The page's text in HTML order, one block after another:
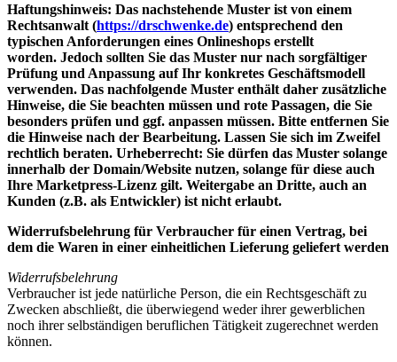
Haftungshinweis: Das nachstehende Muster ist von einem
Rechtsanwalt (https://drschwenke.de) entsprechend den
typischen Anforderungen eines Onlineshops erstellt
worden. Jedoch sollten Sie das Muster nur nach sorgfältiger
Prüfung und Anpassung auf Ihr konkretes Geschäftsmodell
verwenden. Das nachfolgende Muster enthält daher zusätzliche
Hinweise, die Sie beachten müssen und rote Passagen, die Sie
besonders prüfen und ggf. anpassen müssen. Bitte entfernen Sie
die Hinweise nach der Bearbeitung. Lassen Sie sich im Zweifel
rechtlich beraten. Urheberrecht: Sie dürfen das Muster solange
innerhalb der Domain/Website nutzen, solange für diese auch
Ihre Marketpress-Lizenz gilt. Weitergabe an Dritte, auch an
Kunden (z.B. als Entwickler) ist nicht erlaubt.
Widerrufsbelehrung für Verbraucher für einen Vertrag, bei
dem die Waren in einer einheitlichen Lieferung geliefert werden
Widerrufsbelehrung
Verbraucher ist jede natürliche Person, die ein Rechtsgeschäft zu
Zwecken abschließt, die überwiegend weder ihrer gewerblichen
noch ihrer selbständigen beruflichen Tätigkeit zugerechnet werden
können.